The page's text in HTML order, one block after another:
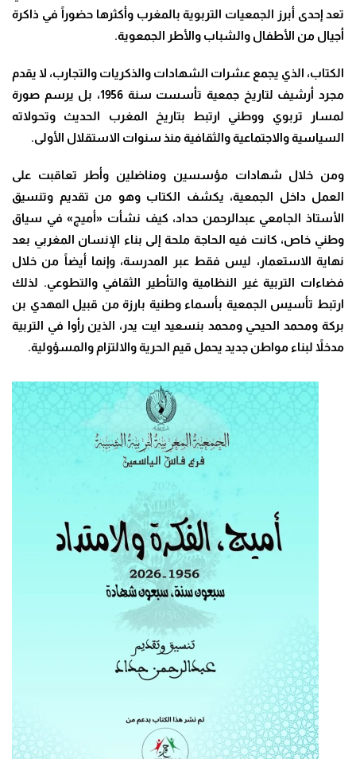
تعد إحدى أبرز الجمعيات التربوية بالمغرب وأكثرها حضوراً في ذاكرة
أجيال من الأطفال والشباب والأطر الجمعوية.
الكتاب، الذي يجمع عشرات الشهادات والذكريات والتجارب، لا يقدم
مجرد أرشيف لتاريخ جمعية تأسست سنة 1956، بل يرسم صورة
لمسار تربوي ووطني ارتبط بتاريخ المغرب الحديث وتحولاته
السياسية والاجتماعية والثقافية منذ سنوات الاستقلال الأولى.
ومن خلال شهادات مؤسسين ومناضلين وأطر تعاقبت على
العمل داخل الجمعية، يكشف الكتاب وهو من تقديم وتنسيق
الأستاذ الجامعي عبدالرحمن حداد، كيف نشأت «أميج» في سياق
وطني خاص، كانت فيه الحاجة ملحة إلى بناء الإنسان المغربي بعد
نهاية الاستعمار، ليس فقط عبر المدرسة، وإنما أيضاً من خلال
فضاءات التربية غير النظامية والتأطير الثقافي والتطوعي. لذلك
ارتبط تأسيس الجمعية بأسماء وطنية بارزة من قبيل المهدي بن
بركة ومحمد الحيحي ومحمد بنسعيد ايت يدر، الذين رأوا في التربية
مدخلاً لبناء مواطن جديد يحمل قيم الحرية والالتزام والمسؤولية.